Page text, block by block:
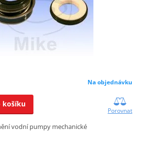
Na objednávku
košíku
Porovnat
vodní pumpy mechanické